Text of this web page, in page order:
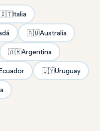
🇮🇹Italia
🇦🇺Australia
🇦🇷Argentina
🇺🇾Uruguay